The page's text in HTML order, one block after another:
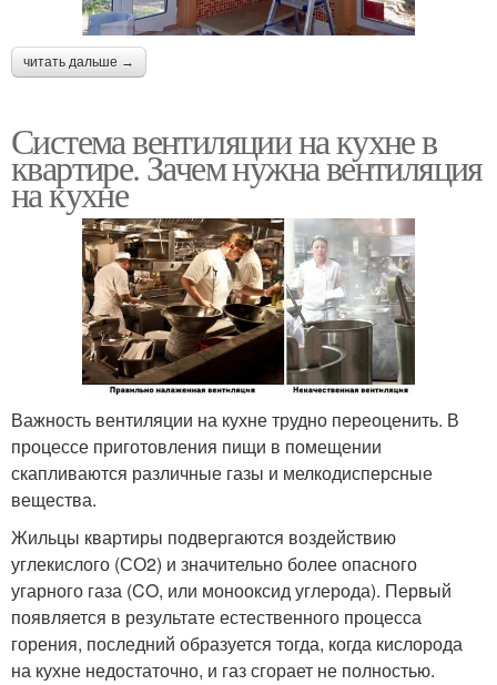
читать дальше →
Система вентиляции на кухне в
квартире. Зачем нужна вентиляция
на кухне
Важность вентиляции на кухне трудно переоценить. В
процессе приготовления пищи в помещении
скапливаются различные газы и мелкодисперсные
вещества.
Жильцы квартиры подвергаются воздействию
углекислого (СО2) и значительно более опасного
угарного газа (CO, или монооксид углерода). Первый
появляется в результате естественного процесса
горения, последний образуется тогда, когда кислорода
на кухне недостаточно, и газ сгорает не полностью.